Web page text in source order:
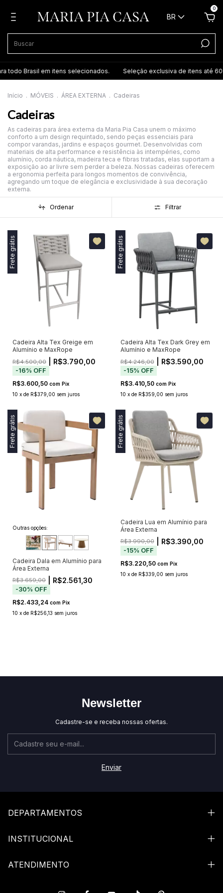
BR
0
todo Brasil em itens selecionados. Seleção exclusiva de itens até
Início . MÓVEIS . ÁREA EXTERNA . Cadeiras
Cadeiras
As cadeiras para área externa da Maria Pia Casa unem o máximo
conforto a um design requintado, sendo peças essenciais para
compor varandas, jardins e espaços gourmet. Desenvolvidas com
materiais de alta performance e resistência às intempéries, como
alumínio, corda náutica, madeira teca e fibras tratadas, elas suportam a
exposição ao ar livre sem perder a beleza. Nossas cadeiras oferecem
a ergonomia perfeita para longos momentos de convivência,
agregando um toque de elegância e exclusividade à sua decoração
externa.
Ordenar Filtrar
Frete grátis
Cadeira Alta Tex Greige em
Alumínio e MaxRope
R$4.500,00 | R$3.790,00
-16% OFF
R$3.600,50 com Pix
10 x de R$379,00 sem juros
Frete grátis
Cadeira Alta Tex Dark Grey em
Alumínio e MaxRope
R$4.246,00| R$3.590,00
-15% OFF
R$3.410,50 com Pix
10 x de R$359,00 sem juros
Frete grátis
Outras opções:
Cadeira Dala em Alumínio para
Área Externa
R$3.659,00 | R$2.561,30
-30% OFF
R$2.433,24 com Pix
10 x de R$256,13 sem juros
Frete grátis
Cadeira Lua em Alumínio para
Área Externa
R$3.990,00| R$3.390,00
-15% OFF
R$3.220,50 com Pix
10 x de R$339,00 sem juros
Newsletter
Cadastre-se e receba nossas ofertas.
DEPARTAMENTOS
INSTITUCIONAL
ATENDIMENTO